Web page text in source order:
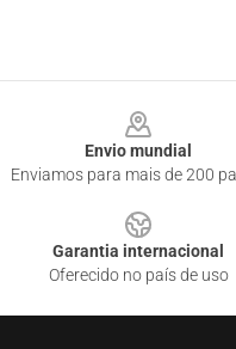
Envio mundial
Enviamos para mais de 200
Garantia internacional
Oferecido no país de uso